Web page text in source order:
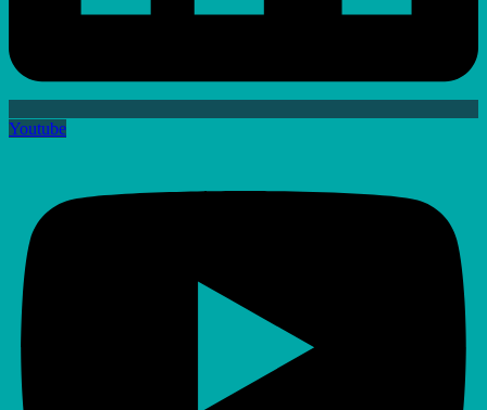
Youtube